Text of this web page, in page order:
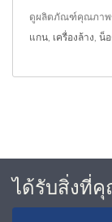
ดูผลิตภัณฑ์คุณภาพ
แกน เครื่องล้าง น็
ได้รับสิ่งที่